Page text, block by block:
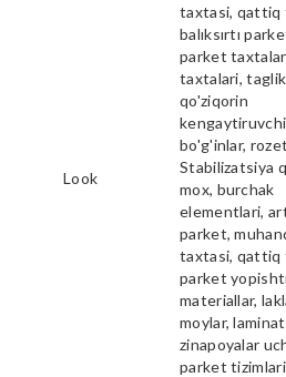
Look
taxtasi, qattiq
balıksırtı
parket
taxtalari,
qo'ziqorin
kengaytiruvchi
bo'g'inlar,
Stabilizatsiya
mox, burchak
elementlari,
parket,
taxtasi, qattiq
parket
materiallar,
moylar,
zinapoyalar
parket